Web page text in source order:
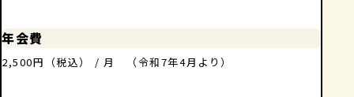
年会費
2,500円（税込） / 月 （令和7年4月より）